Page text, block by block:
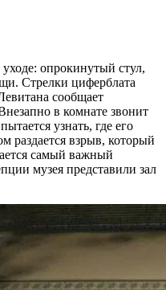
опрокинутый стул,
Стрелки циферблата
сообщает
в комнате звонит
узнать, где его
раздается взрыв, который
самый важный
музея представили зал